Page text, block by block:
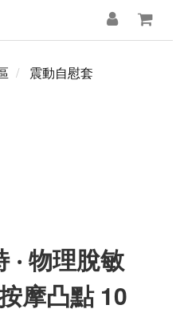
震動自慰套
‧ 物理脫敏
摩凸點 10